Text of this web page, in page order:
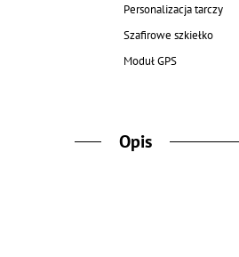
Personalizacja tarczy
Szafirowe szkiełko
Moduł GPS
Opis